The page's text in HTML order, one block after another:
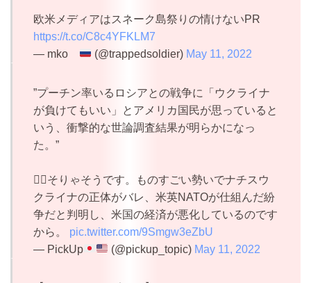
欧米メディアはスネーク島祭りの情けないPR
https://t.co/C8c4YFKLM7
— mko
(@trappedsoldier) May 11, 2022
”プーチン率いるロシアとの戦争に「ウクライナ
が負けてもいい」とアメリカ国民が思っていると
いう、衝撃的な世論調査結果が明らかになっ
た。”
✍🏻そりゃそうです。ものすごい勢いでナチスウ
クライナの正体がバレ、米英NATOが仕組んだ紛
争だと判明し、米国の経済が悪化しているのです
から。 pic.twitter.com/9Smgw3eZbU
— PickUp
(@pickup_topic) May 11, 2022